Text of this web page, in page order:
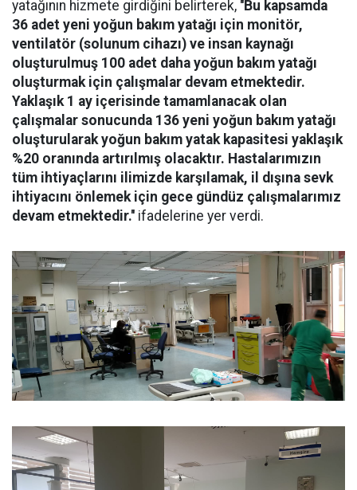
yatağının hizmete girdiğini belirterek, ''Bu kapsamda
36 adet yeni yoğun bakım yatağı için monitör,
ventilatör (solunum cihazı) ve insan kaynağı
oluşturulmuş 100 adet daha yoğun bakım yatağı
oluşturmak için çalışmalar devam etmektedir.
Yaklaşık 1 ay içerisinde tamamlanacak olan
çalışmalar sonucunda 136 yeni yoğun bakım yatağı
oluşturularak yoğun bakım yatak kapasitesi yaklaşık
%20 oranında artırılmış olacaktır. Hastalarımızın
tüm ihtiyaçlarını ilimizde karşılamak, il dışına sevk
ihtiyacını önlemek için gece gündüz çalışmalarımız
devam etmektedir.'' ifadelerine yer verdi.